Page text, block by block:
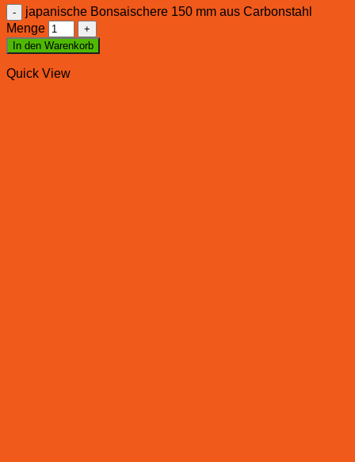
japanische Bonsaischere 150 mm aus Carbonstahl
Menge
In den Warenkorb
Quick View